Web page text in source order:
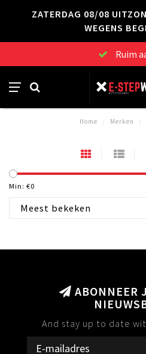
ZATERDAG 08/08
WEGENS
Ruim
Home Merken
Min: €0
Meest bekeken
ABONNEER
And stay up to date